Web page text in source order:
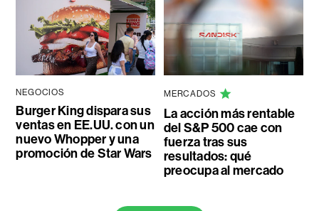
NEGOCIOS
Burger King dispara sus
ventas en EE.UU. con un
nuevo Whopper y una
promoción de Star Wars
MERCADOS
La acción más rentable
del S&P 500 cae con
fuerza tras sus
resultados: qué
preocupa al mercado